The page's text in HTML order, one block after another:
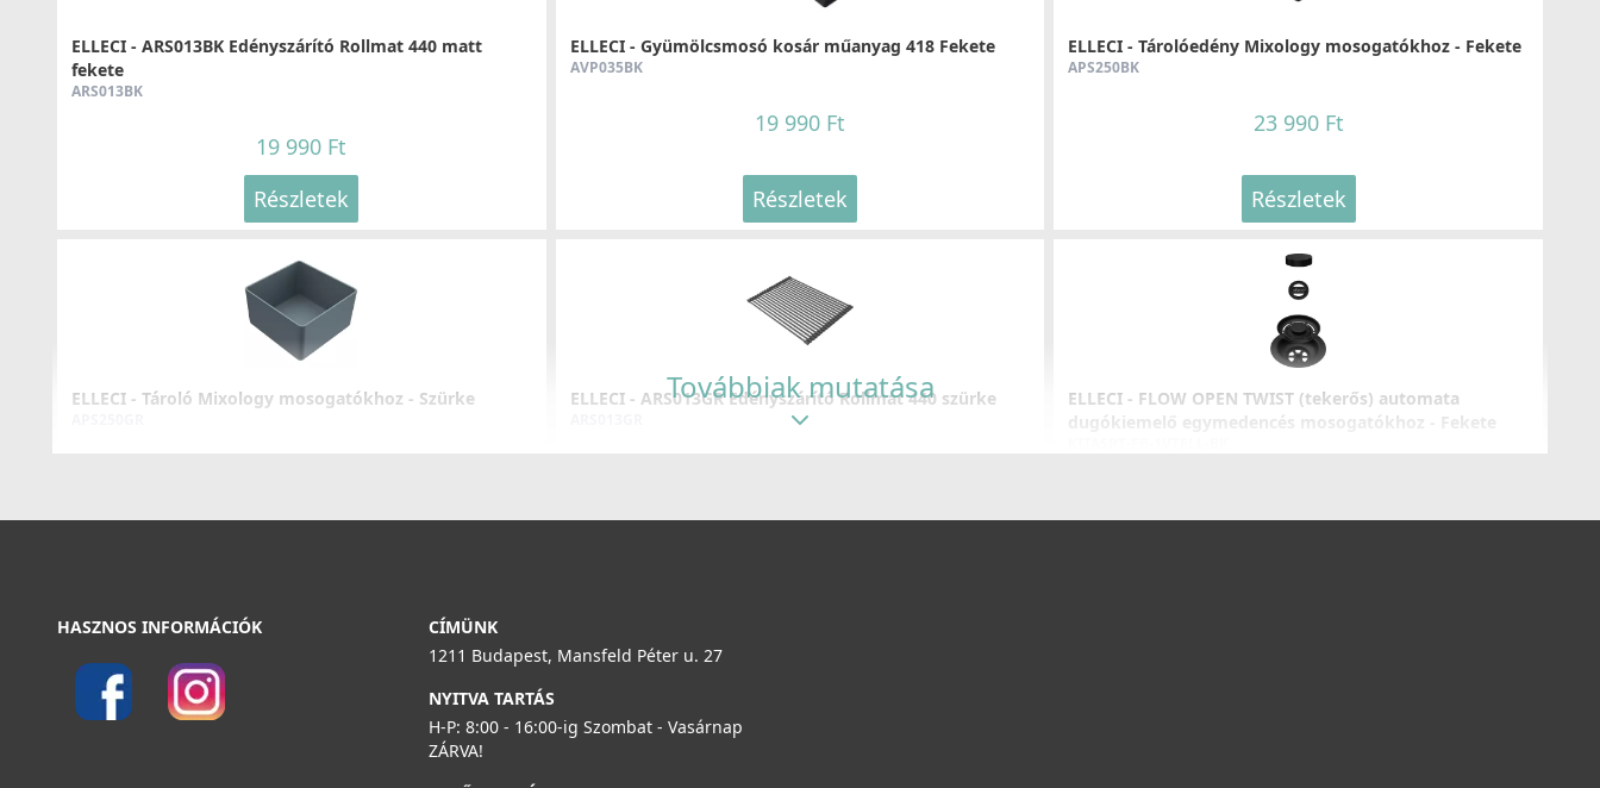
115 990 Ft
119 990 Ft
ELLECI - Csaptelep CADDY (C01) G48
37 990 Ft
ELLECI - Csaptelep Athena Plus G48
Részletek
ELLECI - ARS013BK Edényszárító Rollmat 440 matt
fekete
ARS013BK
19 990 Ft
Részletek
ELLECI - Gyümölcsmosó kosár műanyag 418 Fekete
AVP035BK
19 990 Ft
Részletek
ELLECI - Tárolóedény Mixology mosogatókhoz - Fekete
APS250BK
23 990 Ft
Részletek
ELLECI - Tároló Mixology mosogatókhoz - Szürke ELLECI - ARS013GR Edényszárító Rollmat 440 szürke
ELLECI - FLOW OPEN TWIST (tekerős) automata
dugókiemelő egymedencés mosogatókhoz - Fekete
ELLECI - FLOW OPEN TWIST (tekerős) automata
Továbbiak mutatása
HASZNOS INFORMÁCIÓK
CÍMÜNK
1211 Budapest, Mansfeld Péter u. 27
NYITVA TARTÁS
H-P: 8:00 - 16:00-ig Szombat - Vasárnap
ZÁRVA!